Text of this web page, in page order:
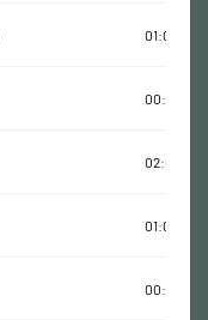
01:08:54
00:56:34
02:01:24
01:03:18
00:47:44